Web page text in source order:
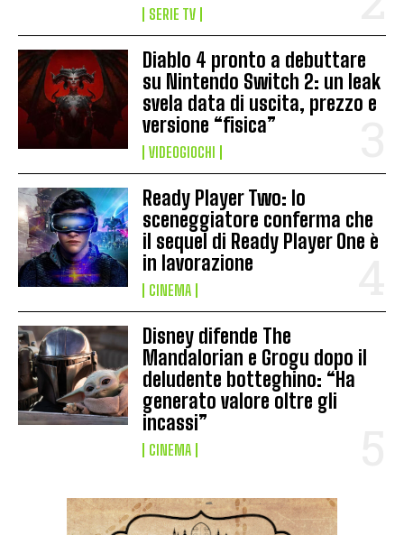
SERIE TV
Diablo 4 pronto a debuttare
su Nintendo Switch 2: un leak
svela data di uscita, prezzo e
versione “fisica”
VIDEOGIOCHI
Ready Player Two: lo
sceneggiatore conferma che
il sequel di Ready Player One è
in lavorazione
CINEMA
Disney difende The
Mandalorian e Grogu dopo il
deludente botteghino: “Ha
generato valore oltre gli
incassi”
CINEMA